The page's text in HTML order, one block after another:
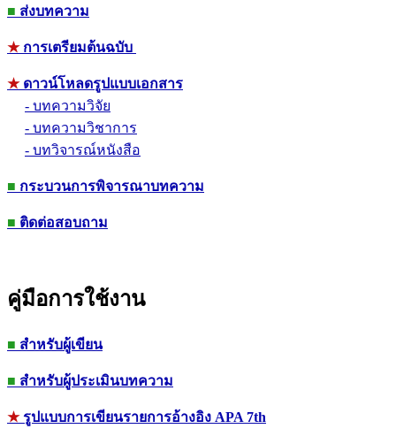
■ ส่งบทความ
★การเตรียมต้นฉบับ
★ดาวน์โหลดรูปแบบเอกสาร
- บทความวิจัย
- บทความวิชาการ
- บทวิจารณ์หนังสือ
■ กระบวนการพิจารณาบทความ
■ ติดต่อสอบถาม
คู่มือการใช้งาน
■ สำหรับผู้เขียน
■ สำหรับผู้ประเมินบทความ
★รูปแบบการเขียนรายการอ้างอิง APA 7th